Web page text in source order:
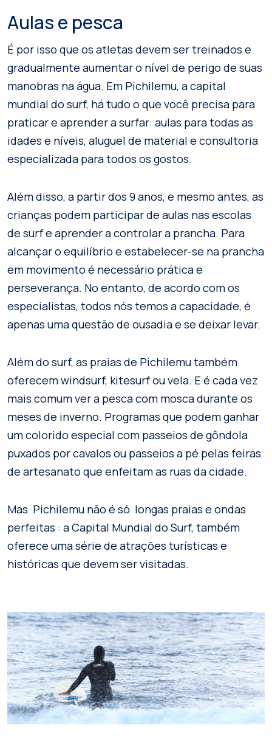
Aulas e pesca
É por isso que os atletas devem ser treinados e
gradualmente aumentar o nível de perigo de suas
manobras na água. Em Pichilemu, a capital
mundial do surf, há tudo o que você precisa para
praticar e aprender a surfar: aulas para todas as
idades e níveis, aluguel de material e consultoria
especializada para todos os gostos.
Além disso, a partir dos 9 anos, e mesmo antes, as
crianças podem participar de aulas nas escolas
de surf e aprender a controlar a prancha. Para
alcançar o equilíbrio e estabelecer-se na prancha
em movimento é necessário prática e
perseverança. No entanto, de acordo com os
especialistas, todos nós temos a capacidade, é
apenas uma questão de ousadia e se deixar levar.
Além do surf, as praias de Pichilemu também
oferecem windsurf, kitesurf ou vela. E é cada vez
mais comum ver a pesca com mosca durante os
meses de inverno. Programas que podem ganhar
um colorido especial com passeios de gôndola
puxados por cavalos ou passeios a pé pelas feiras
de artesanato que enfeitam as ruas da cidade.
Mas Pichilemu não é só longas praias e ondas
perfeitas : a Capital Mundial do Surf, também
oferece uma série de atrações turísticas e
históricas que devem ser visitadas.